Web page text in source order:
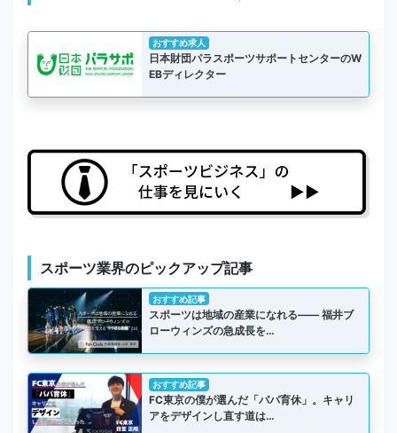
おすすめ求人
日本財団パラスポーツサポートセンターのW
EBディレクター
スポーツ業界のピックアップ記事
おすすめ記事
スポーツは地域の産業になれる―― 福井ブ
ローウィンズの急成長を…
おすすめ記事
FC東京の僕が選んだ「パパ育休」。キャリ
アをデザインし直す道は…